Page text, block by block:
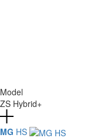
Model
ZS Hybrid+
MG HS